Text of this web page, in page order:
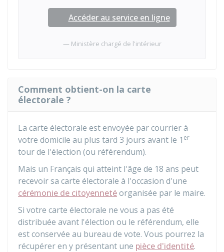
Accéder au service en ligne
Ministère chargé de l'intérieur
Comment obtient-on la carte
électorale ?
La carte électorale est envoyée par courrier à
votre domicile au plus tard 3 jours avant le 1 er
tour de l'élection (ou référendum).
Mais un Français qui atteint l'âge de 18 ans peut
recevoir sa carte électorale à l'occasion d'une
cérémonie de citoyennetéorganisée par le maire.
Si votre carte électorale ne vous a pas été
distribuée avant l'élection ou le référendum, elle
est conservée au bureau de vote. Vous pourrez la
récupérer en y présentant une pièce d'identité.